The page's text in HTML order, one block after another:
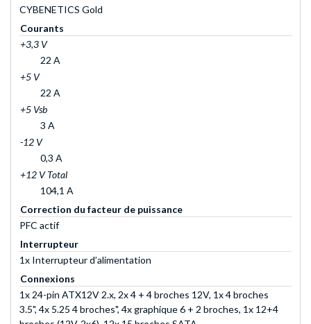
CYBENETICS Gold
Courants
+3,3 V
22 A
+5 V
22 A
+5 Vsb
3 A
-12 V
0,3 A
+12 V Total
104,1 A
Correction du facteur de puissance
PFC actif
Interrupteur
1x Interrupteur d’alimentation
Connexions
1x 24-pin ATX12V 2.x, 2x 4 + 4 broches 12V, 1x 4 broches
3.5", 4x 5.25 4 broches", 4x graphique 6 + 2 broches, 1x 12+4